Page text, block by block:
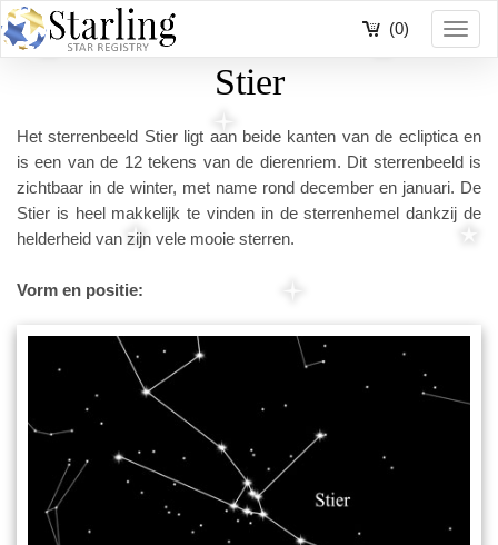
(0)
Stier
Het sterrenbeeld Stier ligt aan beide kanten van de ecliptica en
is een van de 12 tekens van de dierenriem. Dit sterrenbeeld is
zichtbaar in de winter, met name rond december en januari. De
Stier is heel makkelijk te vinden in de sterrenhemel dankzij de
helderheid van zijn vele mooie sterren.
Vorm en positie: